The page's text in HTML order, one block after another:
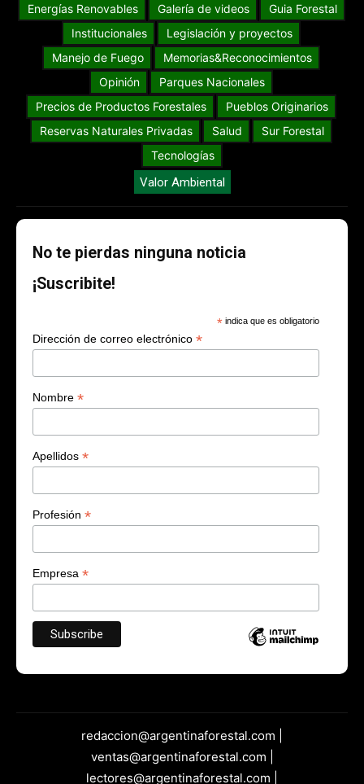
Energías Renovables
Galería de videos
Guia Forestal
Institucionales
Legislación y proyectos
Manejo de Fuego
Memorias&Reconocimientos
Opinión
Parques Nacionales
Precios de Productos Forestales
Pueblos Originarios
Reservas Naturales Privadas
Salud
Sur Forestal
Tecnologías
Valor Ambiental
No te pierdas ninguna noticia
¡Suscribite!
* indica que es obligatorio
Dirección de correo electrónico *
Nombre *
Apellidos *
Profesión *
Empresa *
redaccion@argentinaforestal.com |
ventas@argentinaforestal.com |
lectores@argentinaforestal.com |